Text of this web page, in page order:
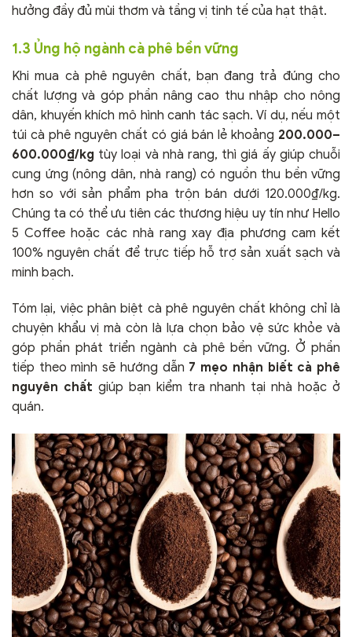
hưởng đầy đủ mùi thơm và tầng vị tinh tế của hạt thật.
1.3 Ủng hộ ngành cà phê bền vững
Khi mua cà phê nguyên chất, bạn đang trả đúng cho
chất lượng và góp phần nâng cao thu nhập cho nông
dân, khuyến khích mô hình canh tác sạch. Ví dụ, nếu một
túi cà phê nguyên chất có giá bán lẻ khoảng 200.000–
600.000₫/kg tùy loại và nhà rang, thì giá ấy giúp chuỗi
cung ứng (nông dân, nhà rang) có nguồn thu bền vững
hơn so với sản phẩm pha trộn bán dưới 120.000₫/kg.
Chúng ta có thể ưu tiên các thương hiệu uy tín như Hello
5 Coffee hoặc các nhà rang xay địa phương cam kết
100% nguyên chất để trực tiếp hỗ trợ sản xuất sạch và
minh bạch.
Tóm lại, việc phân biệt cà phê nguyên chất không chỉ là
chuyện khẩu vị mà còn là lựa chọn bảo vệ sức khỏe và
góp phần phát triển ngành cà phê bền vững. Ở phần
tiếp theo mình sẽ hướng dẫn 7 mẹo nhận biết cà phê
nguyên chất giúp bạn kiểm tra nhanh tại nhà hoặc ở
quán.